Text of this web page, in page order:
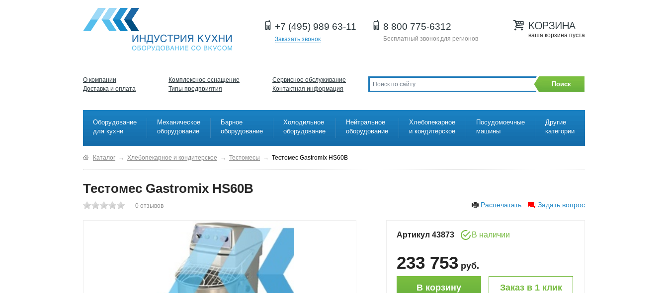
+7 (495) 989 63-11
Заказать звонок
8 800 775-6312
Бесплатный звонок для регионов ваша корзина пуста
О компании
Доставка и оплата
Комплексное оснащение
Типы предприятия
Сервисное обслуживание
Контактная информация
Поиск
Оборудование
для кухни
Механическое
оборудование
Барное
оборудование
Холодильное
оборудование
Нейтральное
оборудование
Хлебопекарное
и кондитерское
Посудомоечные
машины
Другие
категории
Каталог → Хлебопекарное и кондитерское → Тестомесы → Тестомес Gastromix HS60В
Тестомес Gastromix HS60В
Распечатать Задать вопрос
0 отзывов
Артикул 43873 В наличии
233 753 руб.
В корзину Заказ в 1 клик